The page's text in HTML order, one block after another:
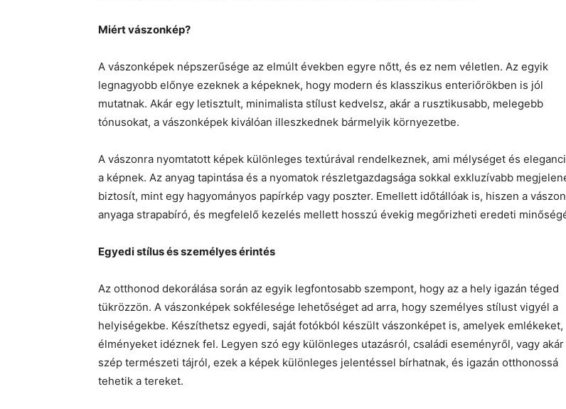
Miért vászonkép?
A vászonképek népszerűsége az elmúlt években egyre nőtt, és ez nem véletlen. Az egyik
legnagyobb előnye ezeknek a képeknek, hogy modern és klasszikus enteriőrökben is jól
mutatnak. Akár egy letisztult, minimalista stílust kedvelsz, akár a rusztikusabb, melegebb
tónusokat, a vászonképek kiválóan illeszkednek bármelyik környezetbe.
A vászonra nyomtatott képek különleges textúrával rendelkeznek, ami mélységet és
a képnek. Az anyag tapintása és a nyomatok részletgazdagsága sokkal exkluzívabb
biztosít, mint egy hagyományos papírkép vagy poszter. Emellett időtállóak is, hiszen a vászon
anyaga strapabíró, és megfelelő kezelés mellett hosszú évekig megőrizheti eredeti
Egyedi stílus és személyes érintés
Az otthonod dekorálása során az egyik legfontosabb szempont, hogy az a hely igazán téged
tükrözzön. A vászonképek sokfélesége lehetőséget ad arra, hogy személyes stílust vigyél a
helyiségekbe. Készíthetsz egyedi, saját fotókból készült vászonképet is, amelyek emlékeket,
élményeket idéznek fel. Legyen szó egy különleges utazásról, családi eseményről, vagy
szép természeti tájról, ezek a képek különleges jelentéssel bírhatnak, és igazán otthonossá
tehetik a tereket.